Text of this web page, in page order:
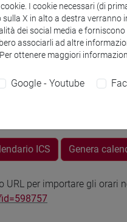
ICS Genera
URL per importare gli orari
I cookie necessari (di
sulla X in alto a destra
dei social media e
associarli ad altre
ottenere maggiori
Google - Youtube